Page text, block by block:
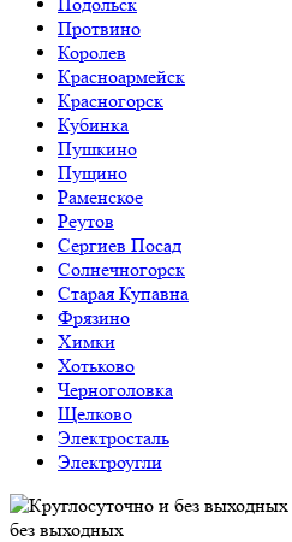
Протвино
Королев
Красноармейск
Красногорск
Кубинка
Пушкино
Пущино
Раменское
Реутов
Сергиев Посад
Солнечногорск
Старая Купавна
Фрязино
Химки
Хотьково
Черноголовка
Щелково
Электросталь
Электроугли
без выходных